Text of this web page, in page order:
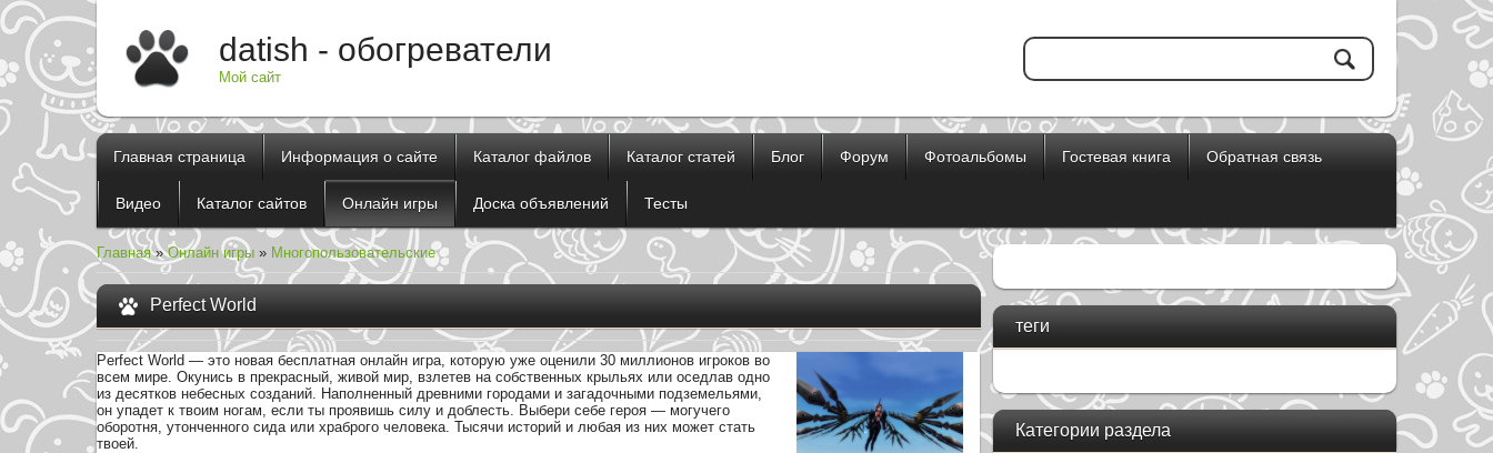
datish - обогреватели
Мой сайт
Главная страница Информация о сайте Каталог файлов Каталог статей Блог Форум Фотоальбомы Гостевая книга Обратная связь
Видео Каталог сайтов Онлайн игры Доска объявлений Тесты
Главная»Онлайн игры » Многопользовательские
Perfect World
Perfect World — это новая бесплатная онлайн игра, которую уже оценили 30 миллионов игроков во
всем мире. Окунись в прекрасный, живой мир, взлетев на собственных крыльях или оседлав одно
из десятков небесных созданий. Наполненный древними городами и загадочными подземельями,
он упадет к твоим ногам, если ты проявишь силу и доблесть. Выбери себе героя — могучего
оборотня, утонченного сида или храброго человека. Тысячи историй и любая из них может стать
твоей.
теги
Категории раздела